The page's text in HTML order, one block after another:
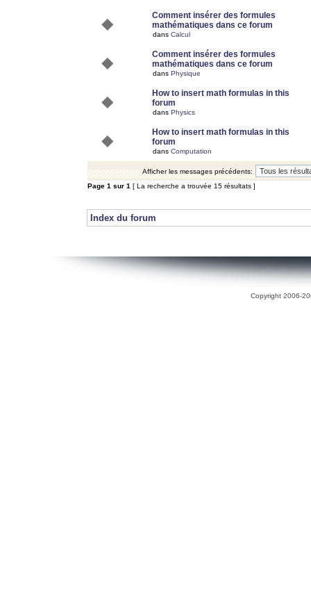
Comment insérer des formules
mathématiques dans ce forum
dans Calcul
Comment insérer des formules
mathématiques dans ce forum
dans Physique
How to insert math formulas in this
forum
dans Physics
How to insert math formulas in this
forum
dans Computation
Afficher les messages précédents:
Page 1 sur 1 [ La recherche a trouvée 15 résultats ]
Index du forum
Copyright 2006-